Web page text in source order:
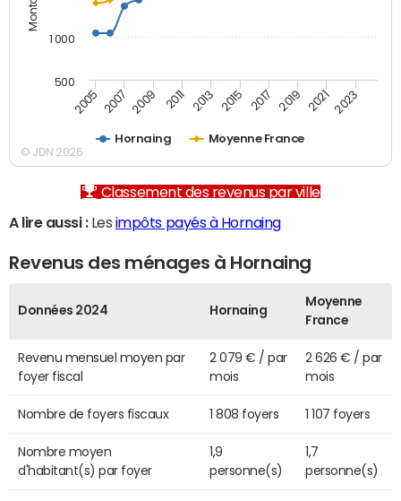
Hornaing Moyenne France
2005 2007 2009 2011 2013 2015 2017 2019 2021 2023
500
1 000
© JDN 2026
Classement des revenus par ville
A lire aussi :Les impôts payés à Hornaing
Revenus des ménages à Hornaing
Données 2024 Hornaing
Moyenne
France
Revenu mensuel moyen par
foyer fiscal
2 079 € / par
mois
2 626 € / par
mois
Nombre de foyers fiscaux 1 808 foyers 1 107 foyers
Nombre moyen
d'habitant(s) par foyer
1,9
personne(s)
1,7
personne(s)